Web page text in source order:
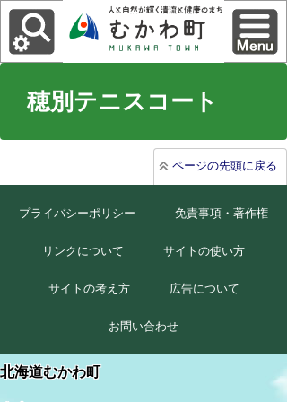
穂別テニスコート
ページの先頭に戻る
プライバシーポリシー 免責事項・著作権
リンクについて サイトの使い方
サイトの考え方 広告について
お問い合わせ
北海道むかわ町